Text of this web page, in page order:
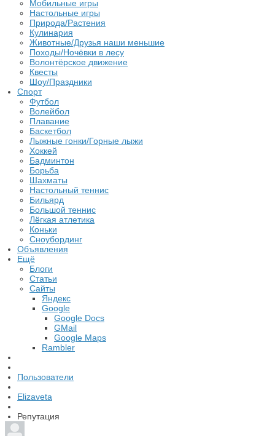
Мобильные игры
Настольные игры
Природа/Растения
Кулинария
Животные/Друзья наши меньшие
Походы/Ночёвки в лесу
Волонтёрское движение
Квесты
Шоу/Праздники
Спорт
Футбол
Волейбол
Плавание
Баскетбол
Лыжные гонки/Горные лыжи
Хоккей
Бадминтон
Борьба
Шахматы
Настольный теннис
Бильярд
Большой теннис
Лёгкая атлетика
Коньки
Сноубординг
Объявления
Ещё
Блоги
Статьи
Сайты
Яндекс
Google
Google Docs
GMail
Google Maps
Rambler
Пользователи
Elizaveta
Репутация